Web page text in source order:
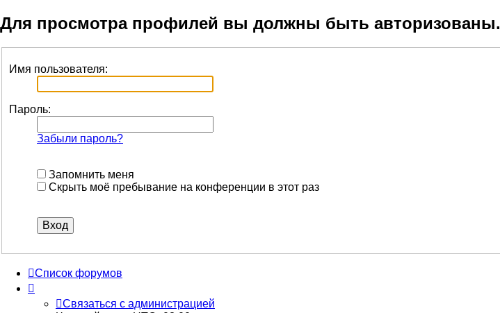
Для просмотра профилей вы должны быть авторизованы.
Имя пользователя:
Пароль:
Забыли пароль?
Запомнить меня
Скрыть моё пребывание на конференции в этот раз
Список форумов
Связаться с администрацией